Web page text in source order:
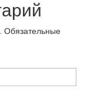
Обязательные